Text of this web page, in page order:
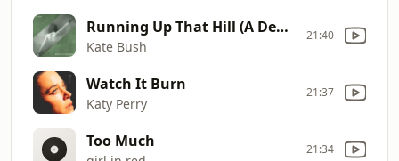
Running Up That Hill (A Deal With God)
Kate Bush
21:40
Watch It Burn
Katy Perry
21:37
Too Much 21:34